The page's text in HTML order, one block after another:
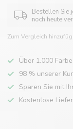
Bestellen Sie
noch heute
Zum Vergleich
Über 1.000
98 % unserer
Sparen Sie mit
Kostenlose